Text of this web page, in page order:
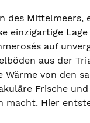
des
einzigartige
auf
aus der
Wärme von den
Frische
macht. Hier